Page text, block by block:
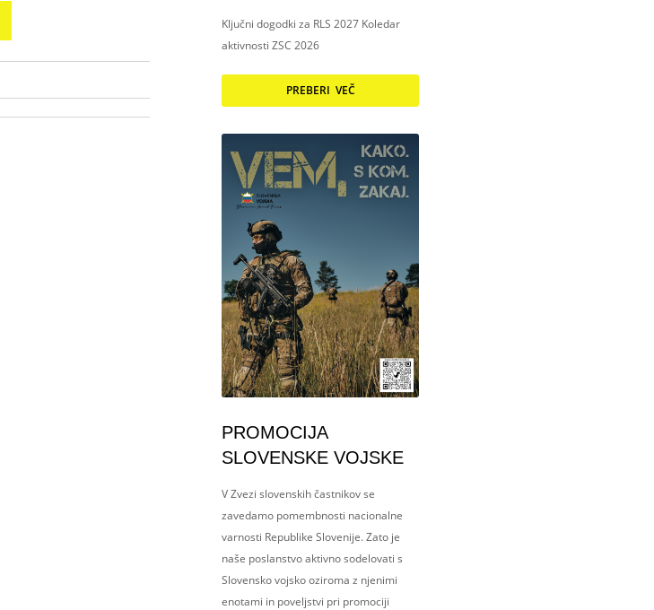
Ključni dogodki za RLS 2027 Koledar
aktivnosti ZSC 2026
PREBERI VEČ
PROMOCIJA
SLOVENSKE VOJSKE
V Zvezi slovenskih častnikov se
zavedamo pomembnosti nacionalne
varnosti Republike Slovenije. Zato je
naše poslanstvo aktivno sodelovati s
Slovensko vojsko oziroma z njenimi
enotami in poveljstvi pri promociji